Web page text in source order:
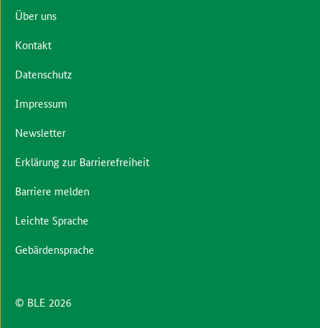
© BLE 2026
Über uns
Kontakt
Datenschutz
Impressum
Newsletter
Erklärung zur Barrierefreiheit
Barriere melden
Leichte Sprache
Gebärdensprache